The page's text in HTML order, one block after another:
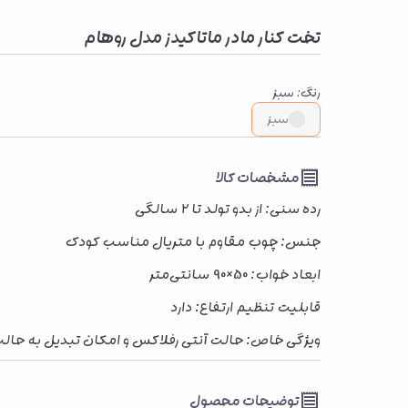
تخت کنار مادر ماتاکیدز مدل روهام
رنگ: سبز
سبز
مشخصات کالا
رده سنی: از بدو تولد تا ۲ سالگی
جنس: چوب مقاوم با متریال مناسب کودک
ابعاد خواب: 50×90 سانتی‌متر
قابلیت تنظیم ارتفاع: دارد
ویژگی خاص: حالت آنتی رفلاکس و امکان تبدیل به
توضیحات محصول